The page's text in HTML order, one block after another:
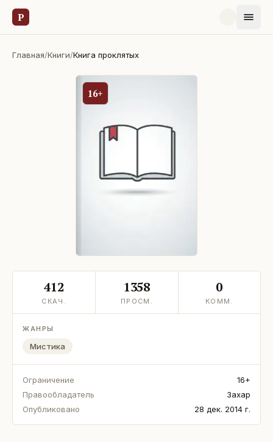
Р
Главная/Книги/Книга проклятых
16+
412
СКАЧ.
1358
ПРОСМ.
0
КОММ.
ЖАНРЫ
Мистика
Ограничение
16+
Правообладатель
Захар
Опубликовано
28 дек. 2014 г.